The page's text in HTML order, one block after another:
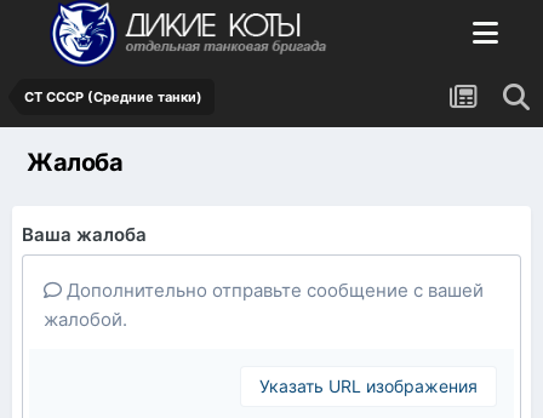
СТ СССР (Средние танки)
Жалоба
Ваша жалоба
Дополнительно отправьте сообщение с вашей
жалобой.
Указать URL изображения